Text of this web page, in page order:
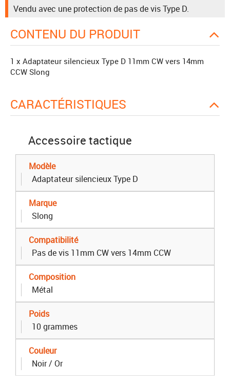
Vendu avec une protection de pas de vis Type D.
CONTENU DU PRODUIT
1 x Adaptateur silencieux Type D 11mm CW vers 14mm
CCW Slong
CARACTÉRISTIQUES
Accessoire tactique
Modèle
Adaptateur silencieux Type D
Marque
Slong
Compatibilité
Pas de vis 11mm CW vers 14mm CCW
Composition
Métal
Poids
10 grammes
Couleur
Noir / Or